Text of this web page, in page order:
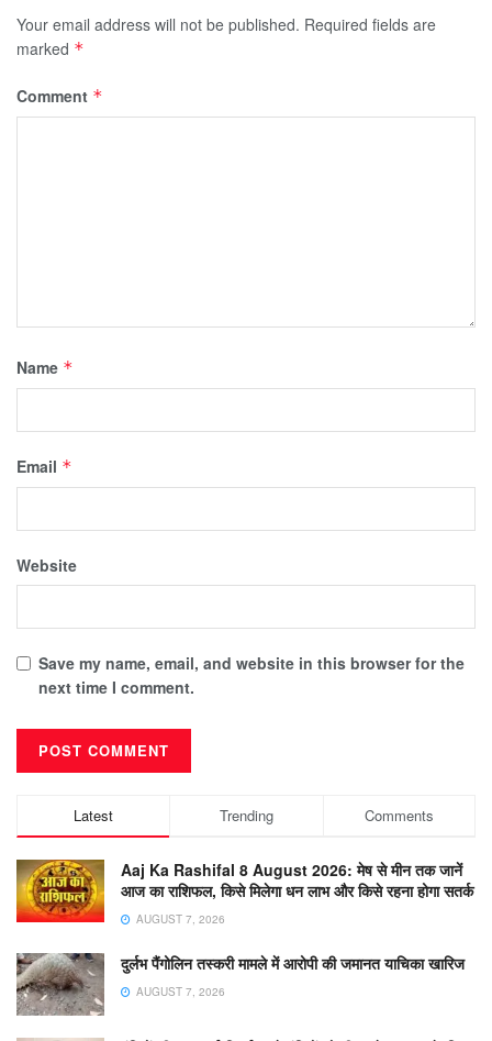
Your email address will not be published. Required fields are
marked *
Comment *
Name *
Email *
Website
Save my name, email, and website in this browser for the
next time I comment.
Latest Trending Comments
Aaj Ka Rashifal 8 August 2026: मेष से मीन तक जानें
आज का राशिफल, किसे मिलेगा धन लाभ और किसे रहना होगा सतर्क
AUGUST 7, 2026
दुर्लभ पैंगोलिन तस्करी मामले में आरोपी की जमानत याचिका खारिज
AUGUST 7, 2026